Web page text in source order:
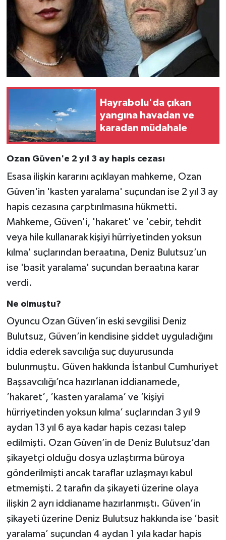
Hayrabolu'da çıkan
yangına havadan ve
karadan müdahale
Ozan Güven'e 2 yıl 3 ay hapis cezası
Esasa ilişkin kararını açıklayan mahkeme, Ozan
Güven'in 'kasten yaralama' suçundan ise 2 yıl 3 ay
hapis cezasına çarptırılmasına hükmetti.
Mahkeme, Güven'i, 'hakaret' ve 'cebir, tehdit
veya hile kullanarak kişiyi hürriyetinden yoksun
kılma' suçlarından beraatına, Deniz Bulutsuz’un
ise 'basit yaralama' suçundan beraatına karar
verdi.
Ne olmuştu?
Oyuncu Ozan Güven’in eski sevgilisi Deniz
Bulutsuz, Güven’in kendisine şiddet uyguladığını
iddia ederek savcılığa suç duyurusunda
bulunmuştu. Güven hakkında İstanbul Cumhuriyet
Başsavcılığı’nca hazırlanan iddianamede,
’hakaret’, ’kasten yaralama’ ve ’kişiyi
hürriyetinden yoksun kılma’ suçlarından 3 yıl 9
aydan 13 yıl 6 aya kadar hapis cezası talep
edilmişti. Ozan Güven’in de Deniz Bulutsuz’dan
şikayetçi olduğu dosya uzlaştırma büroya
gönderilmişti ancak taraflar uzlaşmayı kabul
etmemişti. 2 tarafın da şikayeti üzerine olaya
ilişkin 2 ayrı iddianame hazırlanmıştı. Güven’in
şikayeti üzerine Deniz Bulutsuz hakkında ise ’basit
yaralama’ suçundan 4 aydan 1 yıla kadar hapis